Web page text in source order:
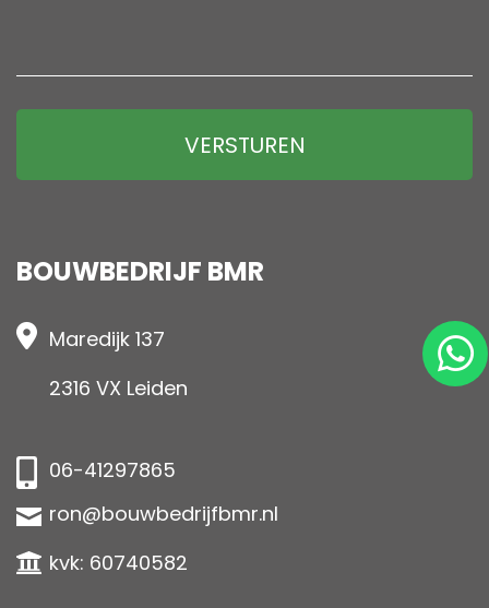
BOUWBEDRIJF BMR
Maredijk 137
2316 VX Leiden
06-41297865
ron@bouwbedrijfbmr.nl
kvk: 60740582